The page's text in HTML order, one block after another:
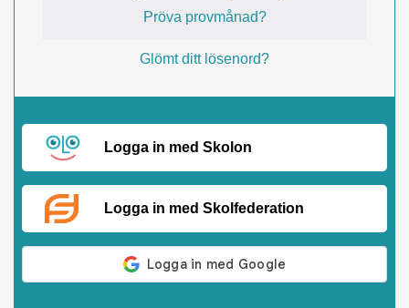
Pröva provmånad?
Glömt ditt lösenord?
Logga in med Skolon
Logga in med Skolfederation